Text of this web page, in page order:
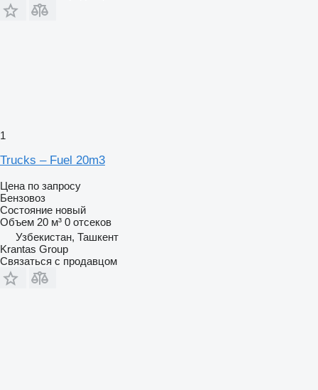
1
Trucks – Fuel 20m3
Цена по запросу
Бензовоз
Состояние новый
Объем 20 м³ 0 отсеков
Узбекистан, Ташкент
Krantas Group
Связаться с продавцом